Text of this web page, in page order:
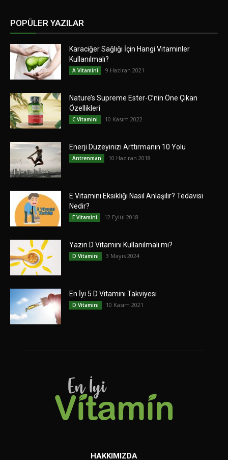
POPÜLER YAZILAR
Karaciğer Sağlığı İçin Hangi Vitaminler
Kullanılmalı?
A Vitamini 9 Haziran 2021
Nature’s Supreme Ester-C’nin Öne Çıkan
Özellikleri
C Vitamini 10 Kasım 2022
Enerji Düzeyinizi Arttırmanın 10 Yolu
Antrenman 10 Haziran 2018
E Vitamini Eksikliği Nasıl Anlaşılır? Tedavisi
Nedir?
E Vitamini 12 Eylül 2018
Yazın D Vitamini Kullanılmalı mı?
D Vitamini 3 Mayıs 2024
En İyi 5 D Vitamini Takviyesi
D Vitamini 10 Kasım 2021
HAKKIMIZDA